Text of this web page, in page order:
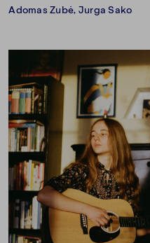
Adomas Zubė, Jurga Sako